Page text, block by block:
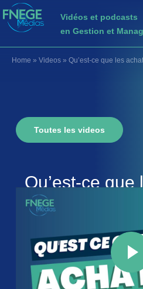
Vidéos et podcasts
en Gestion et
Home » Videos » Qu’est-ce que les
Toutes les videos
Qu’est-ce que